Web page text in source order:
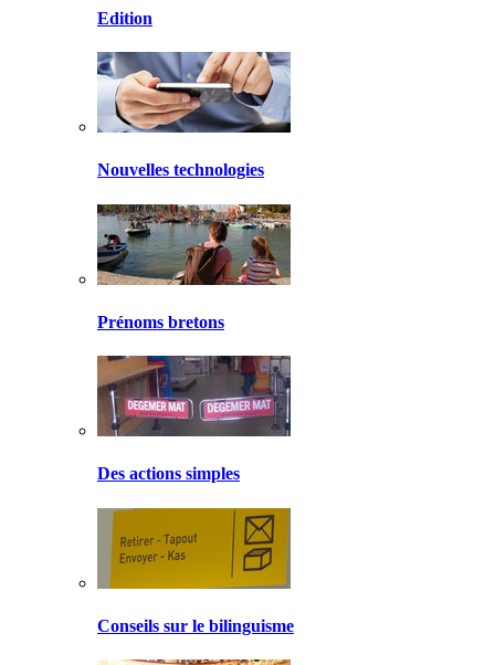
Edition
Nouvelles technologies
Prénoms bretons
Des actions simples
Conseils sur le bilinguisme